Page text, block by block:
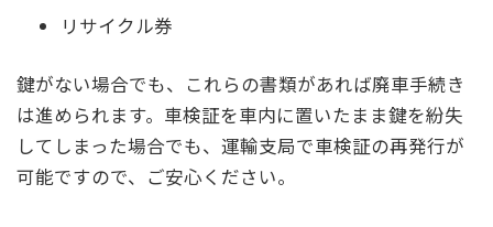
リサイクル券
鍵がない場合でも、これらの書類があれば廃車手続き
は進められます。車検証を車内に置いたまま鍵を紛失
してしまった場合でも、運輸支局で車検証の再発行が
可能ですので、ご安心ください。